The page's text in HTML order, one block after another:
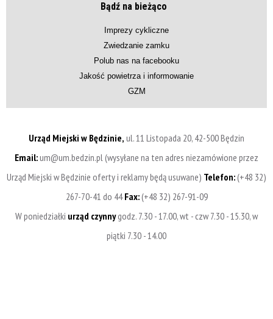
Bądź na bieżąco
Imprezy cykliczne
Zwiedzanie zamku
Polub nas na facebooku
Jakość powietrza i informowanie
GZM
Urząd Miejski w Będzinie, ul. 11 Listopada 20, 42-500 Będzin
Email:um@um.bedzin.pl (wysyłane na ten adres niezamówione przez
Urząd Miejski w Będzinie oferty i reklamy będą usuwane) Telefon:(+48 32)
267-70-41 do 44Fax:(+48 32) 267-91-09
W poniedziałki urząd czynnygodz. 7.30 - 17.00, wt - czw 7.30 - 15.30, w
piątki 7.30 - 14.00